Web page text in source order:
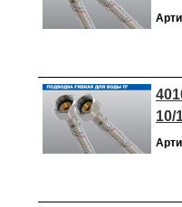
10/